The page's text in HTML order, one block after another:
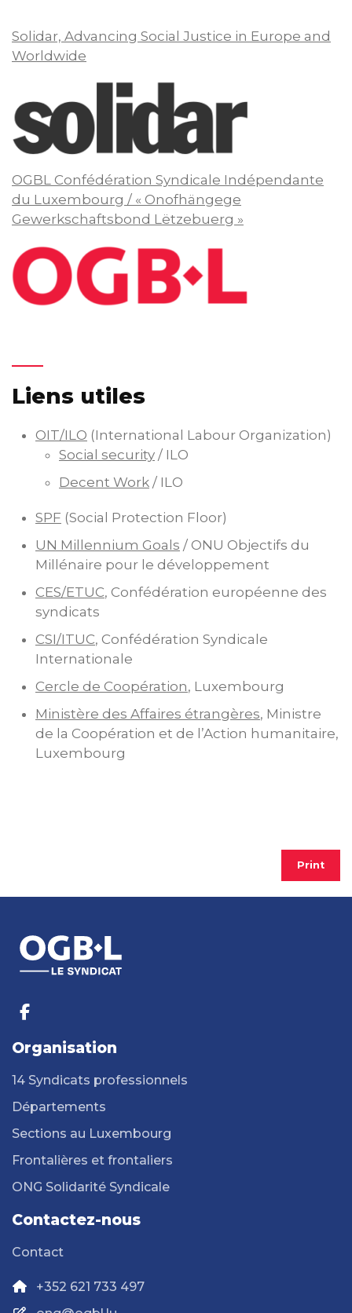
Solidar, Advancing Social Justice in Europe and
Worldwide
OGBL Confédération Syndicale Indépendante
du Luxembourg / « Onofhängege
Gewerkschaftsbond Lëtzebuerg »
Liens utiles
OIT/ILO (International Labour Organization)
Social security / ILO
Decent Work / ILO
SPF (Social Protection Floor)
UN Millennium Goals / ONU Objectifs du
Millénaire pour le développement
CES/ETUC, Confédération européenne des
syndicats
CSI/ITUC, Confédération Syndicale
Internationale
Cercle de Coopération, Luxembourg
Ministère des Affaires étrangères, Ministre
de la Coopération et de l’Action humanitaire,
Luxembourg
Print
Organisation
14 Syndicats professionnels
Départements
Sections au Luxembourg
Frontalières et frontaliers
ONG Solidarité Syndicale
Contactez-nous
Contact
+352 621 733 497